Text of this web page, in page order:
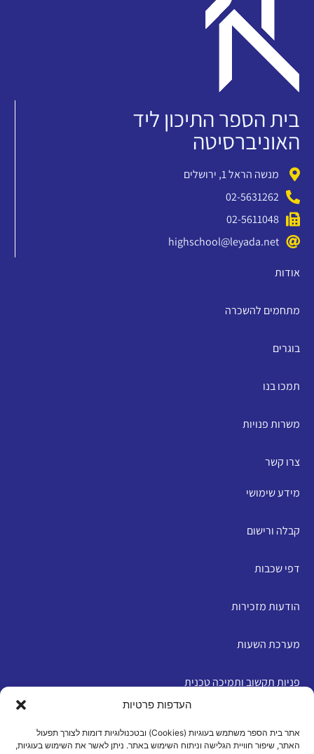
העדפות פרטיות
אתר בית הספר משתמש בעוגיות (Cookies) ובטכנולוגיות דומות לצורך תפעול
האתר, שיפור חוויית הגלישה וניתוח השימוש באתר. ניתן לאשר את השימוש בעוגיות,
בית הספר התיכון ליד
האוניברסיטה
מנשה הראל 1, ירושלים
02-5631262
02-5611048
highschool@leyada.net
אודות
מתחמים להשכרה
בוגרים
תמכו בנו
משרות פנויות
צרו קשר
מידע שימושי
קבלה ורישום
דפי שכבות
הודעות מזכירות
מערכת השעות
פניות תקשוב ותמיכה טכנית